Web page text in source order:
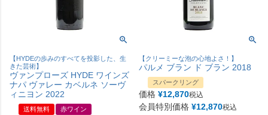
【HYDEの歩みのすべてを投影した、生
きた芸術】
ヴァンプローズ HYDE ワインズ
ナパ ヴァレー カベルネ ソーヴ
ィニヨン 2022
送料無料 赤ワイン
【クリーミーな泡の心地よさ！】
パルメ ブラン ド ブラン 2018
スパークリング
価格 ¥12,870税込
会員特別価格 ¥12,870税込